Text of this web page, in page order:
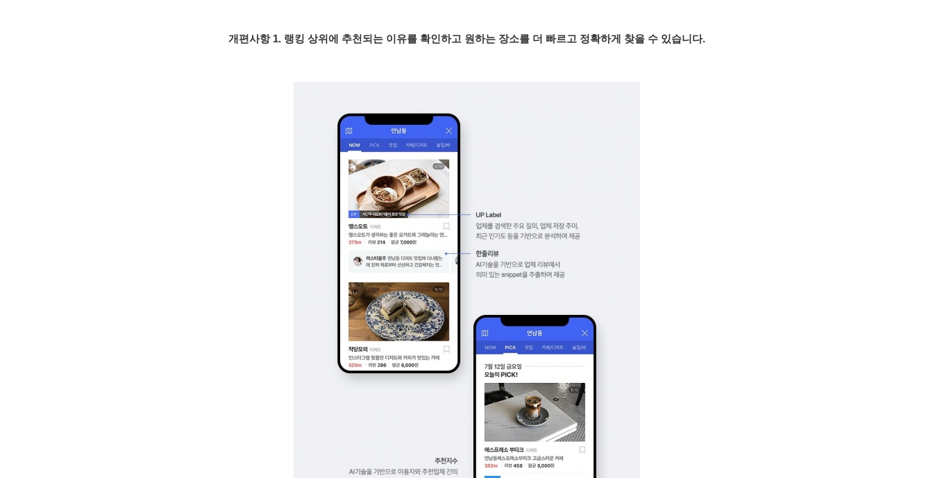
개편사항 1. 랭킹 상위에 추천되는 이유를 확인하고 원하는 장소를 더 빠르고 정확하게 찾을 수 있습니다.